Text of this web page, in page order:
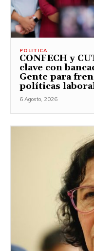
POLITICA
CONFECH y
clave con
Gente para
políticas
6 Agosto, 2026